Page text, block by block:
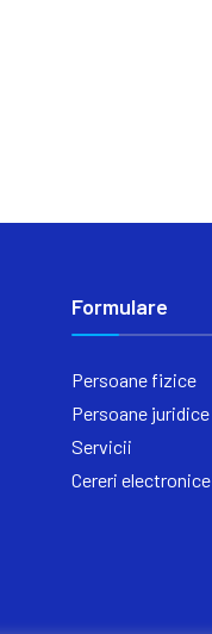
Formulare
Persoane fizice
Persoane juridice
Servicii
Cereri electronice